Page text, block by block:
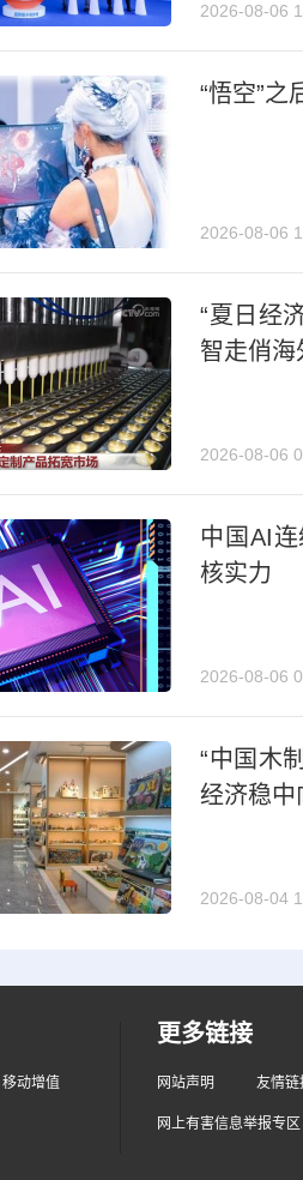
2026-08-06
“悟空”之
2026-08-06
“夏日经
智走俏海
2026-08-06
中国AI
核实力
2026-08-06
“中国木
经济稳中
2026-08-04
移动增值
更多链接
网站声明 友情链
网上有害信息举报专区